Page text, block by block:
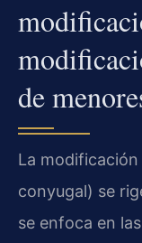
de
La
conyugal) se
se enfoca en